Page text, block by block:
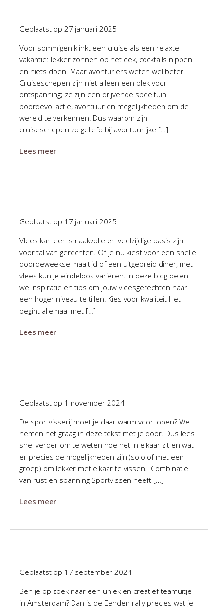
Geplaatst op 27 januari 2025
Voor sommigen klinkt een cruise als een relaxte
vakantie: lekker zonnen op het dek, cocktails nippen
en niets doen. Maar avonturiers weten wel beter.
Cruiseschepen zijn niet alleen een plek voor
ontspanning; ze zijn een drijvende speeltuin
boordevol actie, avontuur en mogelijkheden om de
wereld te verkennen. Dus waarom zijn
cruiseschepen zo geliefd bij avontuurlijke […]
Lees meer
Geplaatst op 17 januari 2025
Vlees kan een smaakvolle en veelzijdige basis zijn
voor tal van gerechten. Of je nu kiest voor een snelle
doordeweekse maaltijd of een uitgebreid diner, met
vlees kun je eindeloos variëren. In deze blog delen
we inspiratie en tips om jouw vleesgerechten naar
een hoger niveau te tillen. Kies voor kwaliteit Het
begint allemaal met […]
Lees meer
Geplaatst op 1 november 2024
De sportvisserij moet je daar warm voor lopen? We
nemen het graag in deze tekst met je door. Dus lees
snel verder om te weten hoe het in elkaar zit en wat
er precies de mogelijkheden zijn (solo of met een
groep) om lekker met elkaar te vissen. Combinatie
van rust en spanning Sportvissen heeft […]
Lees meer
Geplaatst op 17 september 2024
Ben je op zoek naar een uniek en creatief teamuitje
in Amsterdam? Dan is de Eenden rally precies wat je